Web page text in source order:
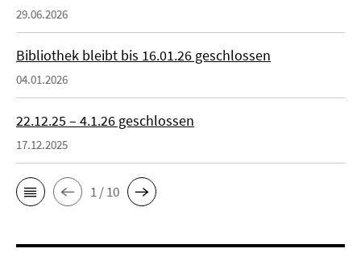
29.06.2026
Bibliothek bleibt bis 16.01.26 geschlossen
04.01.2026
22.12.25 – 4.1.26 geschlossen
17.12.2025
1 / 10